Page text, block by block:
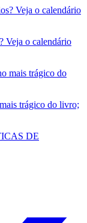
Veja o calendário
trágico do livro;
DE